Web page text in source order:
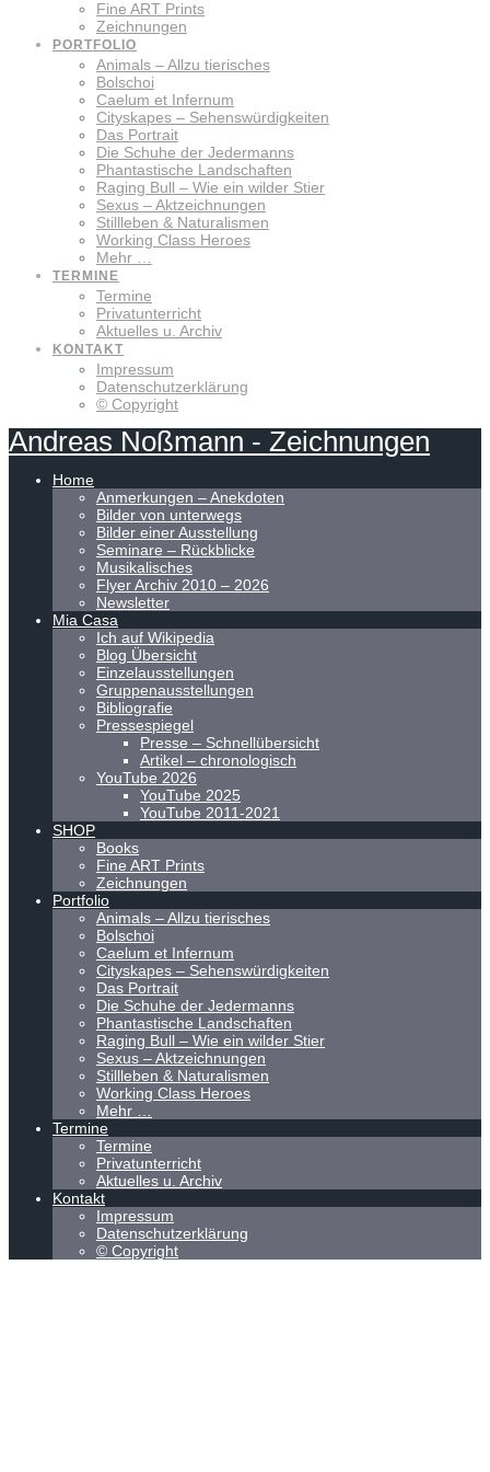
Fine ART Prints
Zeichnungen
PORTFOLIO
Animals – Allzu tierisches
Bolschoi
Caelum et Infernum
Cityskapes – Sehenswürdigkeiten
Das Portrait
Die Schuhe der Jedermanns
Phantastische Landschaften
Raging Bull – Wie ein wilder Stier
Sexus – Aktzeichnungen
Stillleben & Naturalismen
Working Class Heroes
Mehr …
TERMINE
Termine
Privatunterricht
Aktuelles u. Archiv
KONTAKT
Impressum
Datenschutzerklärung
© Copyright
Andreas Noßmann - Zeichnungen
Home
Anmerkungen – Anekdoten
Bilder von unterwegs
Bilder einer Ausstellung
Seminare – Rückblicke
Musikalisches
Flyer Archiv 2010 – 2026
Newsletter
Mia Casa
Ich auf Wikipedia
Blog Übersicht
Einzelausstellungen
Gruppenausstellungen
Bibliografie
Pressespiegel
Presse – Schnellübersicht
Artikel – chronologisch
YouTube 2026
YouTube 2025
YouTube 2011-2021
SHOP
Books
Fine ART Prints
Zeichnungen
Portfolio
Animals – Allzu tierisches
Bolschoi
Caelum et Infernum
Cityskapes – Sehenswürdigkeiten
Das Portrait
Die Schuhe der Jedermanns
Phantastische Landschaften
Raging Bull – Wie ein wilder Stier
Sexus – Aktzeichnungen
Stillleben & Naturalismen
Working Class Heroes
Mehr …
Termine
Termine
Privatunterricht
Aktuelles u. Archiv
Kontakt
Impressum
Datenschutzerklärung
© Copyright